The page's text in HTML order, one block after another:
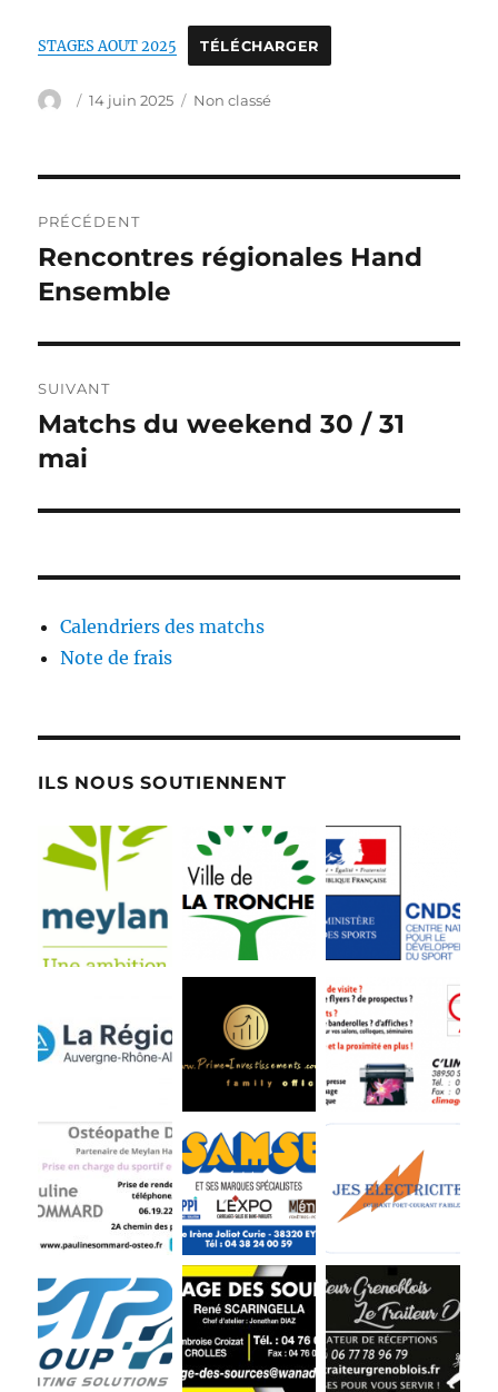
STAGES AOUT 2025 TÉLÉCHARGER
Auteur
Publié
14 juin 2025 Catégories
Non classé
de
l’article
PRÉCÉDENT
Publication
précédente :
Rencontres régionales Hand
Ensemble
SUIVANT
Publication
suivante :
Matchs du weekend 30 / 31
mai
Calendriers des matchs
Note de frais
ILS NOUS SOUTIENNENT